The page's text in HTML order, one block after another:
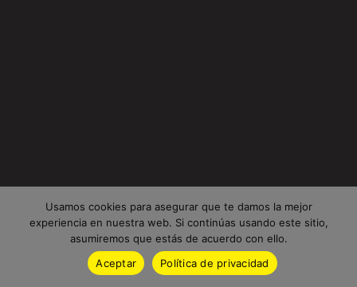
Usamos cookies para asegurar que te damos la mejor
experiencia en nuestra web. Si continúas usando este sitio,
asumiremos que estás de acuerdo con ello.
Aceptar
Política de privacidad